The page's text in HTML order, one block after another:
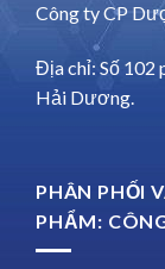
Công ty CP
Địa chỉ: Số 102
Hải Dương.
PHÂN PHỐI
PHẨM: